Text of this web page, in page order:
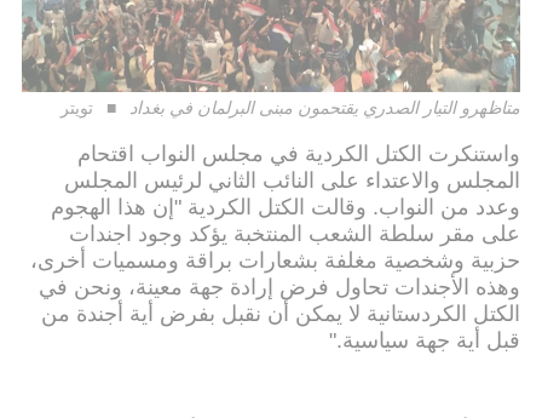
متاظهرو التيار الصدري يقتحمون مبنى البرلمان في بغداد تويتر
واستنكرت الكتل الكردية في مجلس النواب اقتحام
المجلس والاعتداء على النائب الثاني لرئيس المجلس
وعدد من النواب. وقالت الكتل الكردية "إن هذا الهجوم
على مقر سلطة الشعب المنتخبة يؤكد وجود اجندات
حزبية وشخصية مغلفة بشعارات براقة ومسميات أخرى،
وهذه الأجندات تحاول فرض إرادة جهة معينة، ونحن في
الكتل الكردستانية لا يمكن أن نقبل بفرض أية أجندة من
قبل أية جهة سياسية."